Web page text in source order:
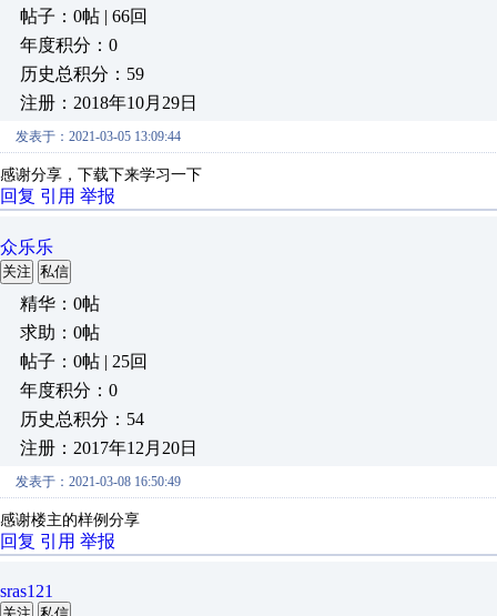
帖子：0帖 | 66回
年度积分：0
历史总积分：59
注册：2018年10月29日
发表于：2021-03-05 13:09:44
感谢分享，下载下来学习一下
回复 引用 举报
众乐乐
关注 私信
精华：0帖
求助：0帖
帖子：0帖 | 25回
年度积分：0
历史总积分：54
注册：2017年12月20日
发表于：2021-03-08 16:50:49
感谢楼主的样例分享
回复 引用 举报
sras121